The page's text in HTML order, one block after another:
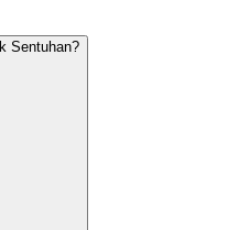
Sentuhan?